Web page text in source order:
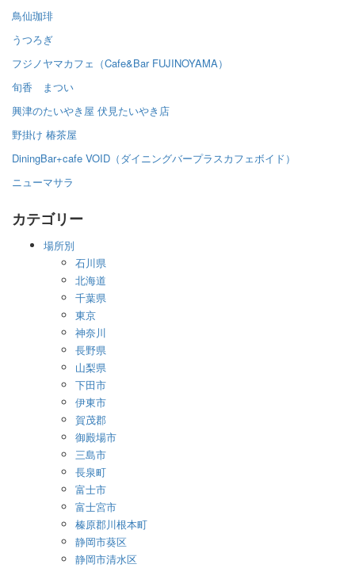
鳥仙珈琲
うつろぎ
フジノヤマカフェ（Cafe&Bar FUJINOYAMA）
旬香 まつい
興津のたいやき屋 伏見たいやき店
野掛け 椿茶屋
DiningBar+cafe VOID（ダイニングバープラスカフェボイド）
ニューマサラ
カテゴリー
場所別
石川県
北海道
千葉県
東京
神奈川
長野県
山梨県
下田市
伊東市
賀茂郡
御殿場市
三島市
長泉町
富士市
富士宮市
榛原郡川根本町
静岡市葵区
静岡市清水区